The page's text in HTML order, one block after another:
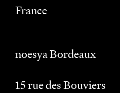
France
noesya Bordeaux
15 rue des Bouviers